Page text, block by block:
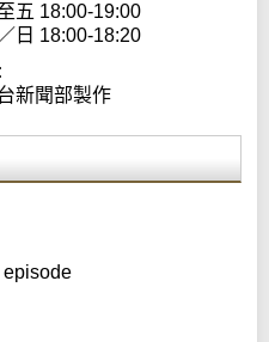
五 18:00-19:00
日 18:00-18:20
新聞部製作
episode